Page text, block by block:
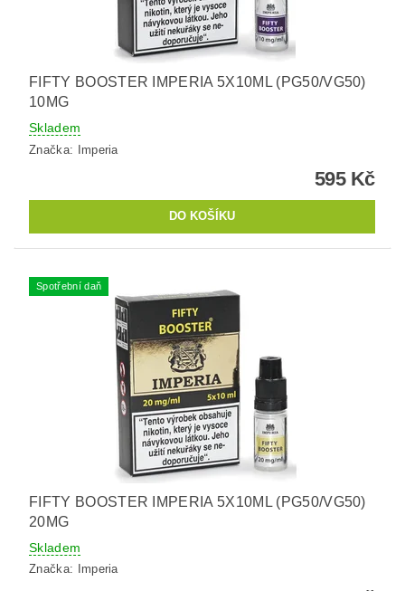
FIFTY BOOSTER IMPERIA 5X10ML (PG50/VG50)
10MG
Skladem
Značka: Imperia
595 Kč
Spotřební daň
FIFTY BOOSTER IMPERIA 5X10ML (PG50/VG50)
20MG
Skladem
Značka: Imperia